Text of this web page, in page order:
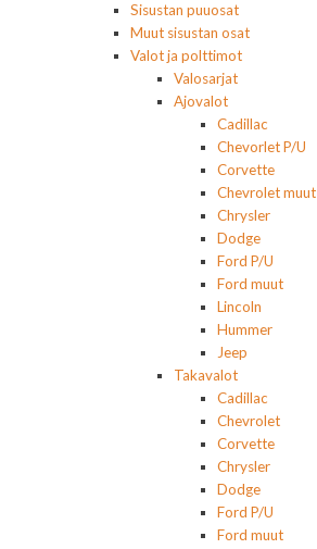
Sisustan puuosat
Muut sisustan osat
Valot ja polttimot
Valosarjat
Ajovalot
Cadillac
Chevorlet P/U
Corvette
Chevrolet muut
Chrysler
Dodge
Ford P/U
Ford muut
Lincoln
Hummer
Jeep
Takavalot
Cadillac
Chevrolet
Corvette
Chrysler
Dodge
Ford P/U
Ford muut